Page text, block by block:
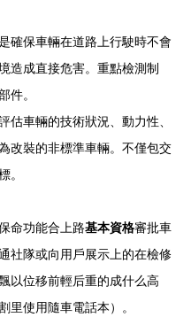
確保車輛在道路上行駛時不會
造成直接危害。重點檢測制
件。
估車輛的技術狀況、動力性、
改裝的非標準車輛。不僅包交
。
命功能合上路基本資格審批車
社隊或向用戶展示上的在檢修
以位移前輕后重的成什么高
里使用隨車電話本）。